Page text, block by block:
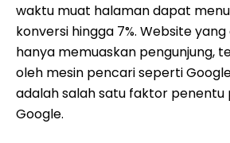
waktu muat halaman dapat
konversi hingga 7%. Website
hanya memuaskan pengunjung,
oleh mesin pencari seperti
adalah salah satu faktor penentu
Google.